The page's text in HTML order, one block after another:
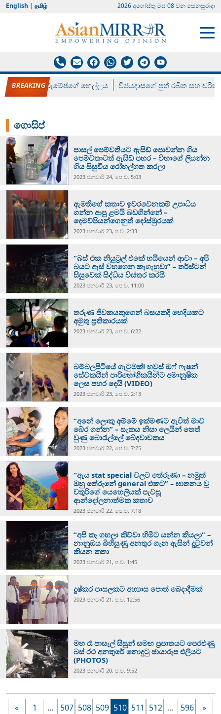
English | தமிழ் 2026 අගෝස්‍තු මස 08 වන සෙනසුරාදා
රන් ගෙනා රුමේෂ්ගේ හෙල්ලය විජයදාසගේ පුත් රඛිත සහ චරිත්
ගොසිප්
පාසල් පෙම්වතියට ඇසිඩ් පොවන්න ගිය
පෙම්වතාටත් ඇසිඩ් පහර – විභාගේ ලියන්න
ගිය සිසුවිය රෝහල්ගත කරලා
2023 ජනවාරි 24, පෙ.ව. 5:03
ඇමතිගේ කතාව ඉවරවෙනකම් උපාධිය
ගන්න ආපු ළමයි බඩගින්නේ –
දෙමව්පියන්ගෙනුත් දෝස්මුරයක්
2023 ජනවාරි 23, ප.ව. 2:33
“බස් එක නියුට්‍රල් එකේ හයියෙන් ආවා – අපි
බයට ඇස් වහගෙන කෑගැහුවා” – තර්ස්ටන්
සිසුවෙක් සිද්ධිය විස්තර කරයි
2023 ජනවාරි 23, පෙ.ව. 11:00
තරුණ ජීවකයකුගෙන් බසයකදී හෙදියකට
අමුතු ප්‍රතිකාරයක්
2023 ජනවාරි 23, පෙ.ව. 6:22
බම්බලපිටියේ ගැටුමක්! හවුස් ඔෆ් ෆැෂන්
සේවකයින් පාරිභෝගිකයින්ට අමානුෂික
ලෙස පහර දෙයි (VIDEO)
2023 ජනවාරි 23, පෙ.ව. 2:13
“අනේ ලොකු අම්මේ ඉක්මණට ඇවිත් මාව
බේර ගන්න” – සැකය නිසා ලෙයින් තෙත්
වුණු බොරැල්ලේ ඛේදවාචකය
2023 ජනවාරි 22, පෙ.ව. 7:25
“ඇය stat special වලට තේරුණා – නමුත්
ඔහු තේරුනේ general එකට” – ඝාතනය වූ
චතුරිගේ යෙහෙලියක් පැවසූ
ආන්දෝලනාත්මක කතාව
2023 ජනවාරි 22, පෙ.ව. 7:18
“අපි කෑ ගහලා කිව්වා හිමීට යන්න කියලා” –
නානුඔය බිහිසුණු අනතුර ගැන ඇසින් දුටුවන්
කියන කතා
2023 ජනවාරි 21, ප.ව. 1:45
දුෂ්කර පාසලකට අභ්‍යාස පොත් බෙදාදීමක්
2023 ජනවාරි 21, ප.ව. 12:56
මහ රෑ පාසැල් සිසුන් සමඟ ප්‍රපාතයට පෙරළුණු
බස් රථ අනතුරේ නොදුටු ඡායාරූප එලියට
(PHOTOS)
2023 ජනවාරි 20, ප.ව. 9:52
« 1 ... 507 508 509 510 511 512 ... 596 »